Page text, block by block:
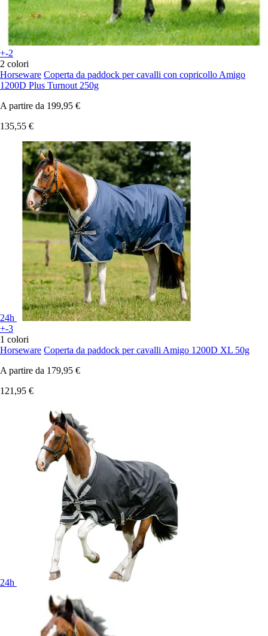
+-2
2 colori
Horseware Coperta da paddock per cavalli con copricollo Amigo
1200D Plus Turnout 250g
A partire da 199,95 €
135,55 €
24h
+-3
1 colori
Horseware Coperta da paddock per cavalli Amigo 1200D XL 50g
A partire da 179,95 €
121,95 €
24h